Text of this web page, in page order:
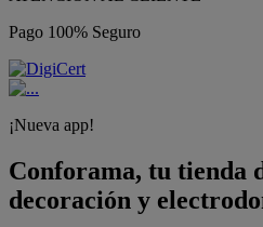
Pago 100% Seguro
¡Nueva app!
Conforama, tu tienda
decoración y